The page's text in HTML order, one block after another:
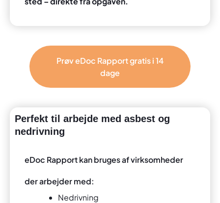
Prøv eDoc Rapport gratis i 14
dage
Perfekt til arbejde med asbest og
nedrivning
eDoc Rapport kan bruges af virksomheder
der arbejder med:
Nedrivning